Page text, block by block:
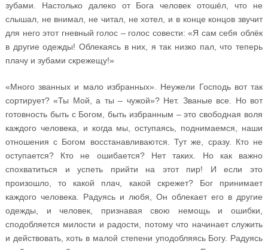
зубами. Настолько далеко от Бога человек отошёл, что не
слышал, не внимал, не читал, не хотел, и в конце концов звучит
для него этот гневный голос – голос совести: «Я сам себя облёк
в другие одежды! Облекаясь в них, я так низко пал, что теперь
плачу и зубами скрежещу!»
«Много званных и мало избранных». Неужели Господь вот так
сортирует? «Ты Мой, а ты – чужой»? Нет. Званые все. Но вот
готовность быть с Богом, быть избранным – это свободная воля
каждого человека, и когда мы, оступаясь, поднимаемся, наши
отношения с Богом восстанавливаются. Тут же, сразу. Кто не
оступается? Кто не ошибается? Нет таких. Но как важно
спохватиться и успеть прийти на этот пир! И если это
произошло, то какой плач, какой скрежет? Бог принимает
каждого человека. Радуясь и любя, Он облекает его в другие
одежды, и человек, признавая свою немощь и ошибки,
сподобляется милости и радости, потому что начинает служить
и действовать, хоть в малой степени уподобляясь Богу. Радуясь